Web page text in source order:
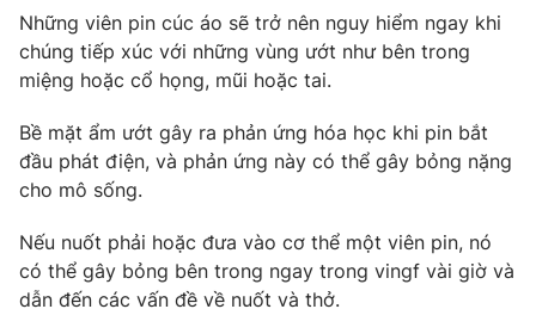
VTV9 VTV8
Liên hệ tòa soạn English
THỜI BÁO VTV
Theo dõi báo trên
Những viên pin cúc áo sẽ trở nên nguy hiểm ngay khi
chúng tiếp xúc với những vùng ướt như bên trong
miệng hoặc cổ họng, mũi hoặc tai.
Bề mặt ẩm ướt gây ra phản ứng hóa học khi pin bắt
đầu phát điện, và phản ứng này có thể gây bỏng nặng
cho mô sống.
Nếu nuốt phải hoặc đưa vào cơ thể một viên pin, nó
có thể gây bỏng bên trong ngay trong vingf vài giờ và
dẫn đến các vấn đề về nuốt và thở.